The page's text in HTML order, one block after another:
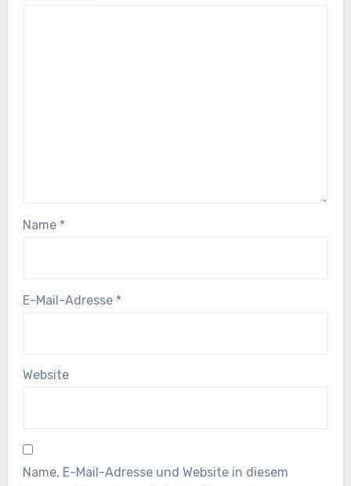
Name *
E-Mail-Adresse *
Website
Name, E-Mail-Adresse und Website in diesem